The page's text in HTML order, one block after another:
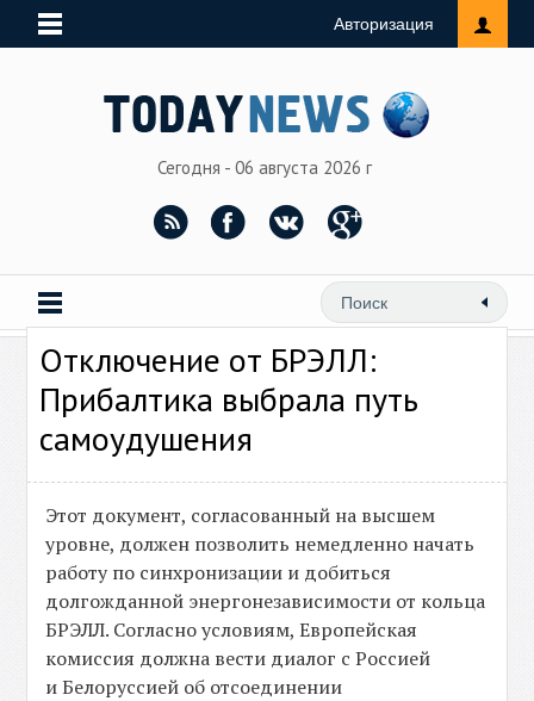
Авторизация
Сегодня - 06 августа 2026 г
Отключение от БРЭЛЛ:
Прибалтика выбрала путь
самоудушения
Этот документ, согласованный на высшем
уровне, должен позволить немедленно начать
работу по синхронизации и добиться
долгожданной энергонезависимости от кольца
БРЭЛЛ. Согласно условиям, Европейская
комиссия должна вести диалог с Россией
и Белоруссией об отсоединении